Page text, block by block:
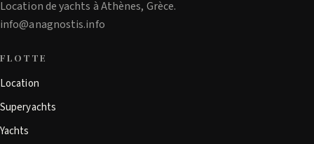
Location de yachts à Athènes, Grèce.
info@anagnostis.info
FLOTTE
Location
Superyachts
Yachts